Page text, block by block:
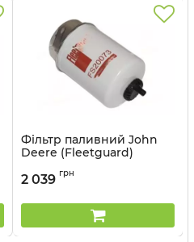
Фільтр паливний John
Deere (Fleetguard)
Артикул:
2 039 грн